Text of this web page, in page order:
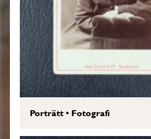
Porträtt• Fotografi